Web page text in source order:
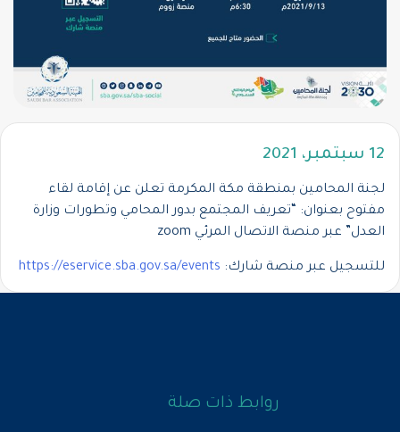
12 سبتمبر، 2021
لجنة المحامين بمنطقة مكة المكرمة تعلن عن إقامة لقاء
مفتوح بعنوان: “تعريف المجتمع بدور المحامي وتطورات وزارة
العدل” عبر منصة الاتصال المرئي zoom
للتسجيل عبر منصة شارك:https://eservice.sba.gov.sa/events
روابط ذات صلة